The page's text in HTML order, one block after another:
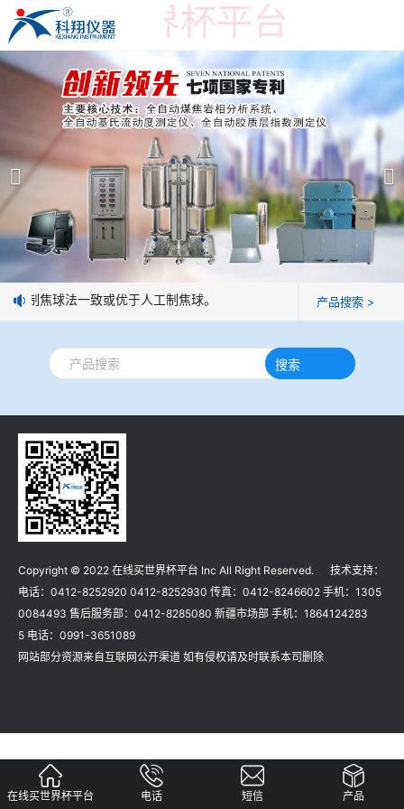
在线买世界杯平台
在线买世界杯平台
产品展示 ＞
焦炭高温性能检测系统
焦化行业检测及优化配煤设备
球团矿/烧结矿/块矿高温冶金性能检测系统
烧结/球团优化配矿研究设备
高炉配吹煤检测设备
冶金石灰活性度测定仪
矿石、焦炭物理检测及制样设备
工业分析、测硫仪等
公司简介
在线买世界杯平台
企业业绩
技术交流
视频观赏
企业荣誉
在线买世界杯平台
工制焦球法一致或优于人工制焦球。 产品搜索 >
搜索
Copyright © 2022 在线买世界杯平台 Inc All Right Reserved. 技术支持：
电话：0412-8252920 0412-8252930 传真：0412-8246602 手机：1305
0084493 售后服务部：0412-8285080 新疆市场部 手机：1864124283
5 电话：0991-3651089
网站部分资源来自互联网公开渠道 如有侵权请及时联系本司删除
在线买世界杯平台 电话 短信 产品